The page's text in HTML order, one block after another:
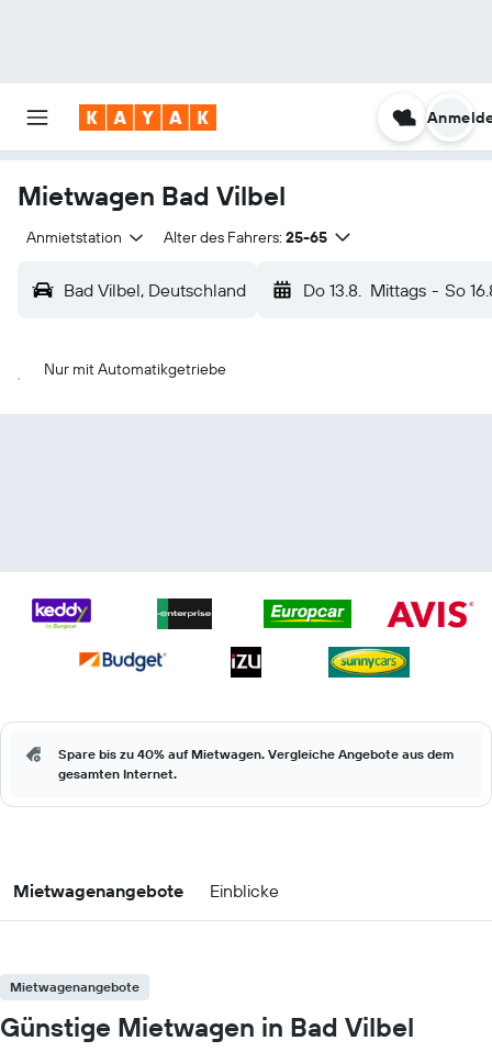
Mietwagen Bad Vilbel
Anmietstation Alter des Fahrers: 25-65
Bad Vilbel, Deutschland Do 13.8. Mittags - So
Nur mit Automatikgetriebe
Spare bis zu 40% auf Mietwagen. Vergleiche Angebote aus dem
gesamten Internet.
Mietwagenangebote Einblicke
Mietwagenangebote
Günstige Mietwagen in Bad Vilbel